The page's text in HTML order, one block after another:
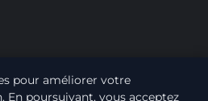
pour améliorer votre
En poursuivant, vous acceptez